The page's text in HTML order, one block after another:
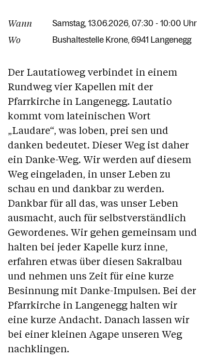
Wann Samstag, 13.06.2026, 07:30 - 10:00 Uhr
Wo Bushaltestelle Krone 6941 Langenegg
Der Lautatioweg verbindet in einem
Rundweg vier Kapellen mit der
Pfarrkirche in Langenegg. Lautatio
kommt vom lateinischen Wort
„Laudare“, was loben, prei sen und
danken bedeutet. Dieser Weg ist daher
ein Danke-Weg. Wir werden auf diesem
Weg eingeladen, in unser Leben zu
schau en und dankbar zu werden.
Dankbar für all das, was unser Leben
ausmacht, auch für selbstverständlich
Gewordenes. Wir gehen gemeinsam und
halten bei jeder Kapelle kurz inne,
erfahren etwas über diesen Sakralbau
und nehmen uns Zeit für eine kurze
Besinnung mit Danke-Impulsen. Bei der
Pfarrkirche in Langenegg halten wir
eine kurze Andacht. Danach lassen wir
bei einer kleinen Agape unseren Weg
nachklingen.